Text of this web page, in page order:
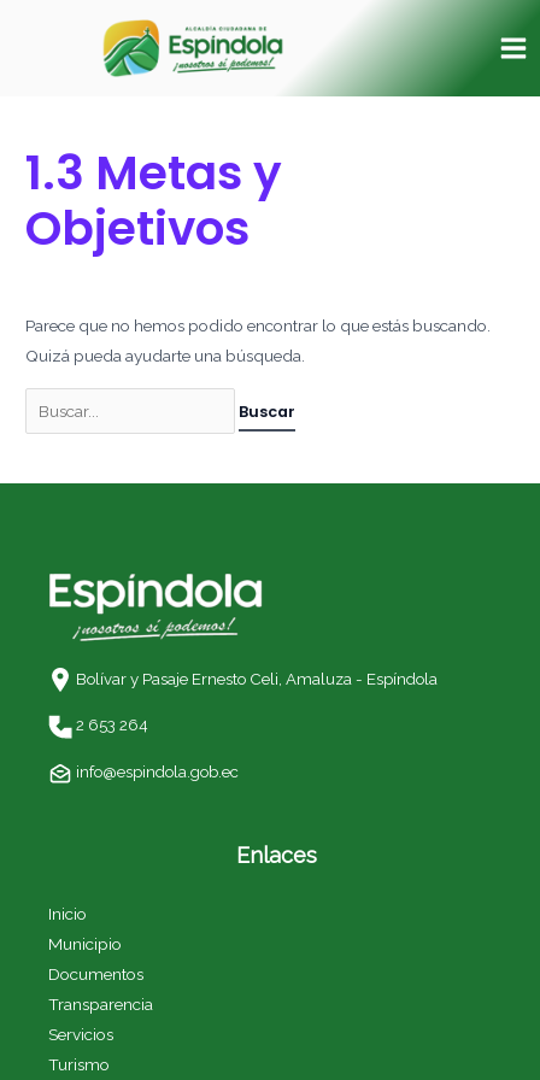
1.3 Metas y
Objetivos
Parece que no hemos podido encontrar lo que estás buscando.
Quizá pueda ayudarte una búsqueda.
Bolívar y Pasaje Ernesto Celi, Amaluza - Espíndola
2 653 264
info@espindola.gob.ec
Enlaces
Inicio
Municipio
Documentos
Transparencia
Servicios
Turismo